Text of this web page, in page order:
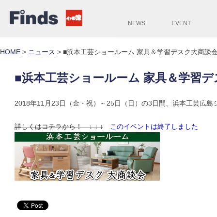
NEWS EVENT
HOME > ニュース > ■浜本工芸ショールーム 家具＆学習デスク大商談
■浜本工芸ショールーム 家具＆学習
2018年11月23日（金・祝）～25日（日）の3日間、浜本工芸広
詳しくはコチラから！ ↓ ↓ ↓ このイベントは終了しました